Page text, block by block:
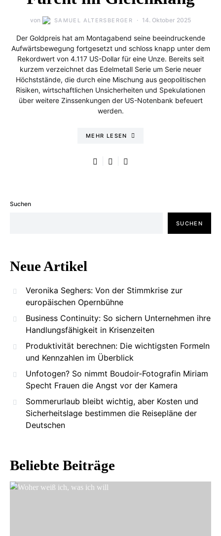
von SAMUEL ALTERSBERGER 14. Oktober 2025
Der Goldpreis hat am Montagabend seine beeindruckende
Aufwärtsbewegung fortgesetzt und schloss knapp unter dem
Rekordwert von 4.117 US-Dollar für eine Unze. Bereits seit
kurzem verzeichnet das Edelmetall Serie um Serie neuer
Höchststände, die durch eine Mischung aus geopolitischen
Risiken, wirtschaftlichen Unsicherheiten und Spekulationen
über weitere Zinssenkungen der US-Notenbank befeuert
werden.
MEHR LESEN
Suchen
SUCHEN
Neue Artikel
Veronika Seghers: Von der Stimmkrise zur
europäischen Opernbühne
Business Continuity: So sichern Unternehmen ihre
Handlungsfähigkeit in Krisenzeiten
Produktivität berechnen: Die wichtigsten Formeln
und Kennzahlen im Überblick
Unfotogen? So nimmt Boudoir-Fotografin Miriam
Specht Frauen die Angst vor der Kamera
Sommerurlaub bleibt wichtig, aber Kosten und
Sicherheitslage bestimmen die Reisepläne der
Deutschen
Beliebte Beiträge